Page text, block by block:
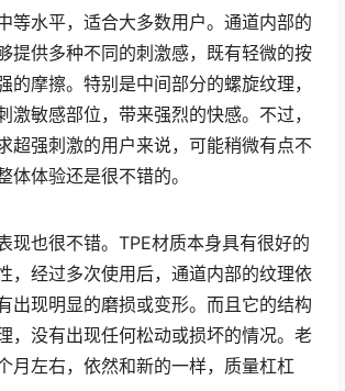
等水平，适合大多数用户。通道内部的
提供多种不同的刺激感，既有轻微的按
的摩擦。特别是中间部分的螺旋纹理，
激敏感部位，带来强烈的快感。不过，
超强刺激的用户来说，可能稍微有点不
体体验还是很不错的。
现也很不错。TPE材质本身具有很好的
，经过多次使用后，通道内部的纹理依
出现明显的磨损或变形。而且它的结构
，没有出现任何松动或损坏的情况。老
月左右，依然和新的一样，质量杠杠